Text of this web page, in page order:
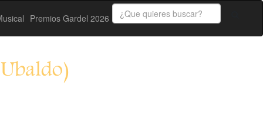
Premios Gardel 2026